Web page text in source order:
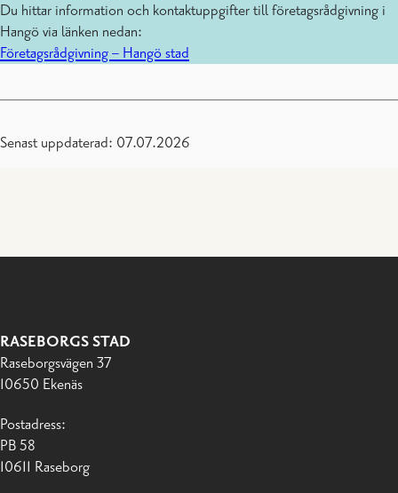
Du hittar information och kontaktuppgifter till företagsrådgivning i
Hangö via länken nedan:
Företagsrådgivning – Hangö stad
Senast uppdaterad: 07.07.2026
RASEBORGS STAD
Raseborgsvägen 37
10650 Ekenäs
Postadress:
PB 58
10611 Raseborg